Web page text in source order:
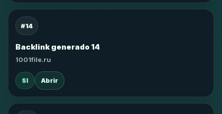
#14
Backlink generado 14
1001file.ru
SI Abrir